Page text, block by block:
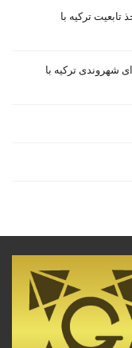
ترکیه با
شهروندی ترکیه با